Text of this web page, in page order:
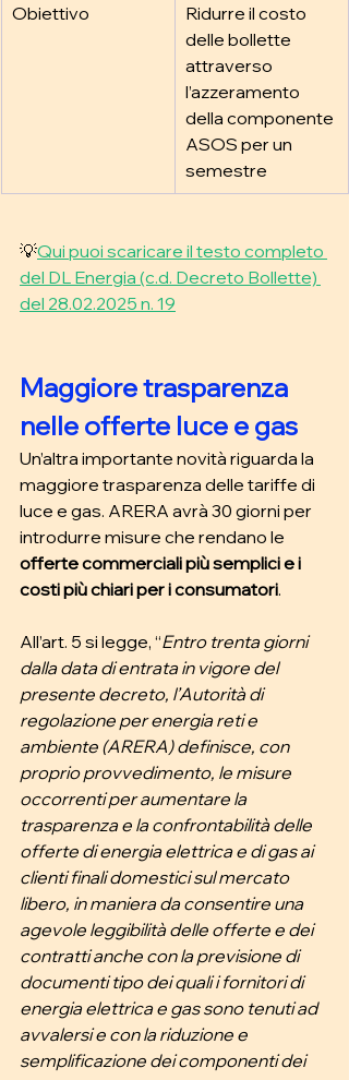
Obiettivo
Ridurre il costo
delle bollette
attraverso
l’azzeramento
della componente
ASOS per un
semestre
💡Qui puoi scaricare il testo completo
del DL Energia (c.d. Decreto Bollette)
del 28.02.2025 n. 19
Maggiore trasparenza
nelle offerte luce e gas
Un’altra importante novità riguarda la
maggiore trasparenza delle tariffe di
luce e gas. ARERA avrà 30 giorni per
introdurre misure che rendano le
offerte commerciali più semplici e i
costi più chiari per i consumatori.
All’art. 5 si legge, “Entro trenta giorni
dalla data di entrata in vigore del
presente decreto, l’Autorità di
regolazione per energia reti e
ambiente (ARERA) definisce, con
proprio provvedimento, le misure
occorrenti per aumentare la
trasparenza e la confrontabilità delle
offerte di energia elettrica e di gas ai
clienti finali domestici sul mercato
libero, in maniera da consentire una
agevole leggibilità delle offerte e dei
contratti anche con la previsione di
documenti tipo dei quali i fornitori di
energia elettrica e gas sono tenuti ad
avvalersi e con la riduzione e
semplificazione dei componenti dei